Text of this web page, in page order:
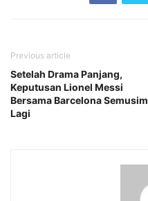
Previous article
Setelah Drama Panjang,
Keputusan Lionel Messi
Bersama Barcelona Semusim
Lagi